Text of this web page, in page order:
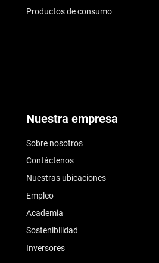
Productos de consumo
Nuestra empresa
Sobre nosotros
Contáctenos
Nuestras ubicaciones
Empleo
Academia
Sostenibilidad
Inversores